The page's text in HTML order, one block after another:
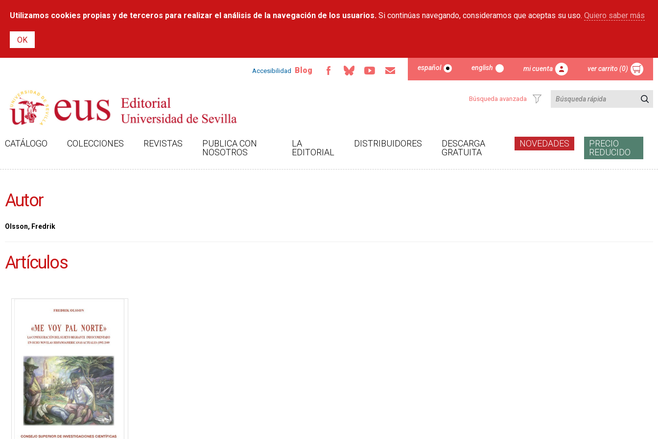
contenido
Utilizamos cookies propias y de terceros para realizar el análisis de la navegación de los usuarios. Si continúas navegando, consideramos que aceptas su uso. Quiero saber más
Accesibilidad Blog español english mi cuenta ver carrito (0)
Búsqueda avanzada
CATÁLOGO COLECCIONES REVISTAS
PUBLICA CON
NOSOTROS
LA
EDITORIAL
DISTRIBUIDORES
DESCARGA
GRATUITA
NOVEDADES
PRECIO
REDUCIDO
Autor
Olsson, Fredrik
Artículos